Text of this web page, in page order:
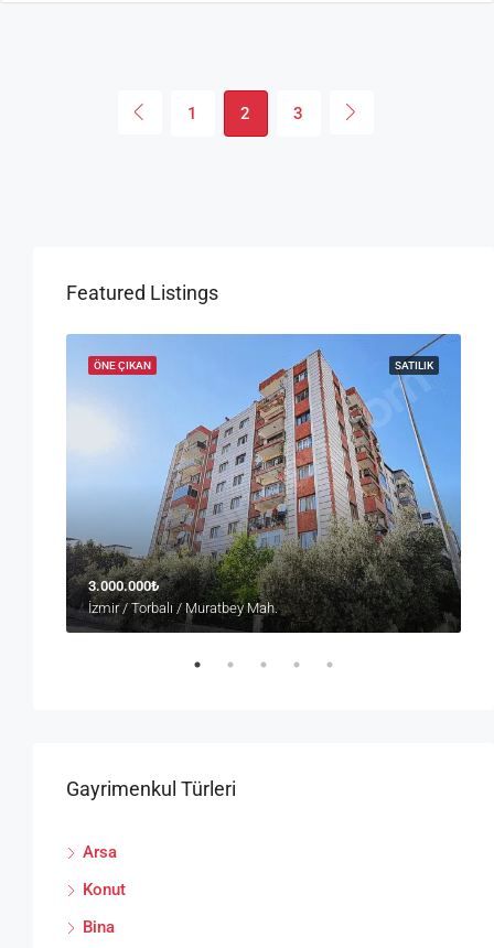
1 2 3
Featured Listings
SATILIK
ÖNE ÇIKAN
3.000.000₺
İzmir / Torbalı / Muratbey Mah.
Gayrimenkul Türleri
Arsa
Konut
Bina